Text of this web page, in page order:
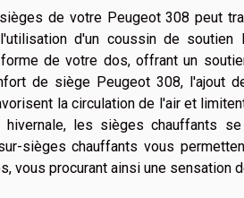
de votre Peugeot 308 peut
d'un coussin de
de votre dos, offrant un
de siège Peugeot 308, l'ajout
la circulation de l'air et
hivernale, les sièges chauffants
sièges chauffants vous
vous procurant ainsi une sensation